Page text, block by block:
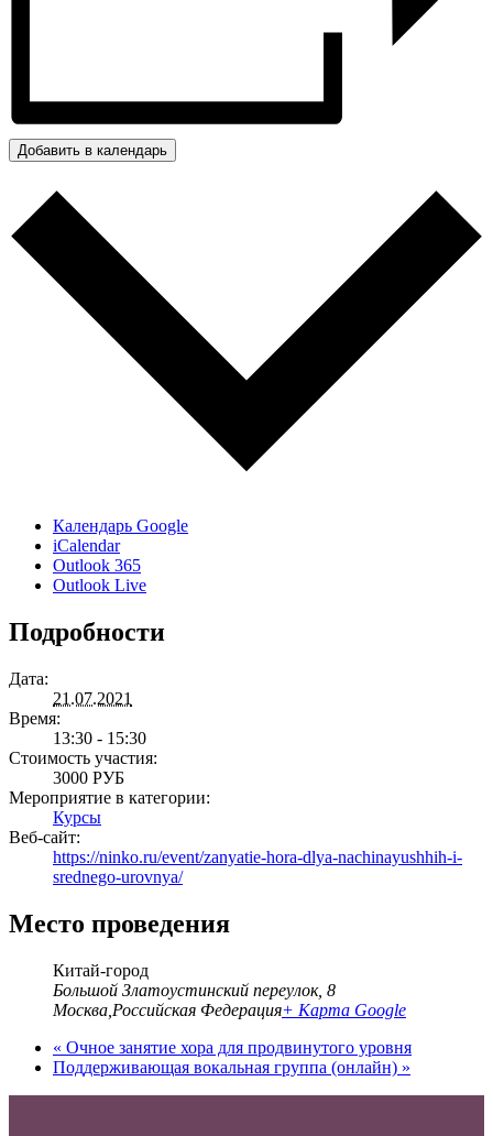
Добавить в календарь
Календарь Google
iCalendar
Outlook 365
Outlook Live
Подробности
Дата:
21.07.2021
Время:
13:30 - 15:30
Стоимость участия:
3000 РУБ
Мероприятие в категории:
Курсы
Веб-сайт:
https://ninko.ru/event/zanyatie-hora-dlya-nachinayushhih-i-
srednego-urovnya/
Место проведения
Китай-город
Большой Златоустинский переулок, 8
Москва Российская Федерация+ Карта Google
« Очное занятие хора для продвинутого уровня
Поддерживающая вокальная группа (онлайн) »